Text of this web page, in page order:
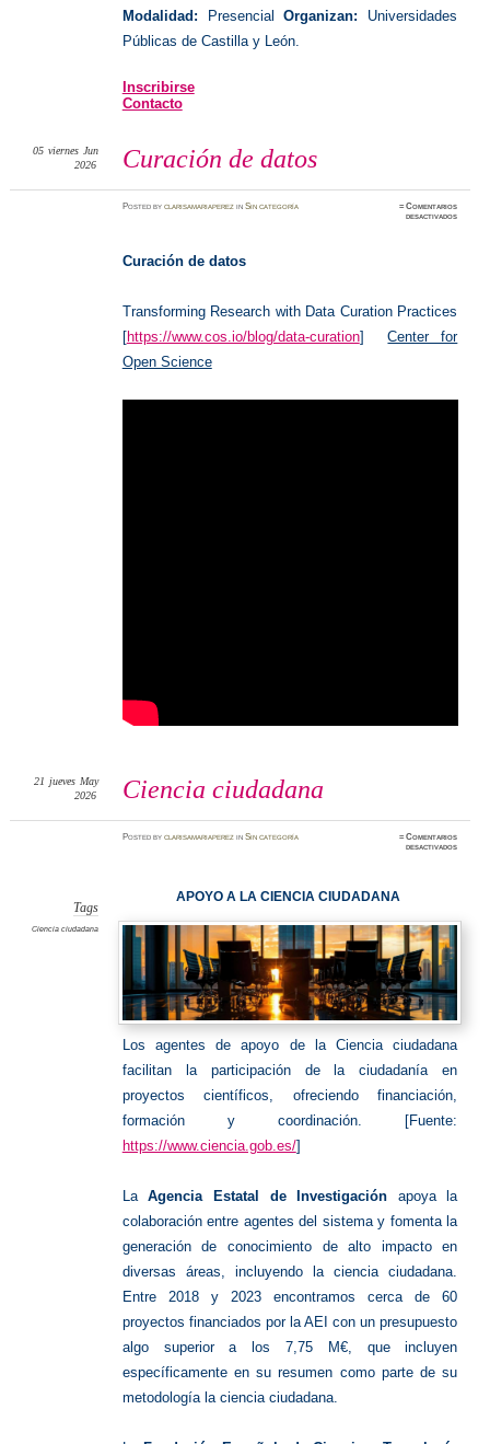
Modalidad: PresencialOrganizan: Universidades
Públicas de Castilla y León.
Inscribirse
Contacto
Curación de datos
05 viernes Jun
2026
Postedbyclarisamariaperez inSin categoría ≈Comentarios
desactivadosen
Curación de datos
Transforming Research with Data Curation Practices
[https://www.cos.io/blog/data-curation]Center for
Open Science
Ciencia ciudadana
21 jueves May
2026
Postedbyclarisamariaperez inSin categoría ≈Comentarios
desactivadosen
Tags
Ciencia ciudadana
APOYO A LA CIENCIA CIUDADANA
Los agentes de apoyo de la Ciencia ciudadana
facilitan la participación de la ciudadanía en
proyectos científicos, ofreciendo financiación,
formación y coordinación. [Fuente:
https://www.ciencia.gob.es/]
LaAgencia Estatal de Investigación apoya la
colaboración entre agentes del sistema y fomenta la
generación de conocimiento de alto impacto en
diversas áreas, incluyendo la ciencia ciudadana.
Entre 2018 y 2023 encontramos cerca de 60
proyectos financiados por la AEI con un presupuesto
algo superior a los 7,75 M€, que incluyen
específicamente en su resumen como parte de su
metodología la ciencia ciudadana.